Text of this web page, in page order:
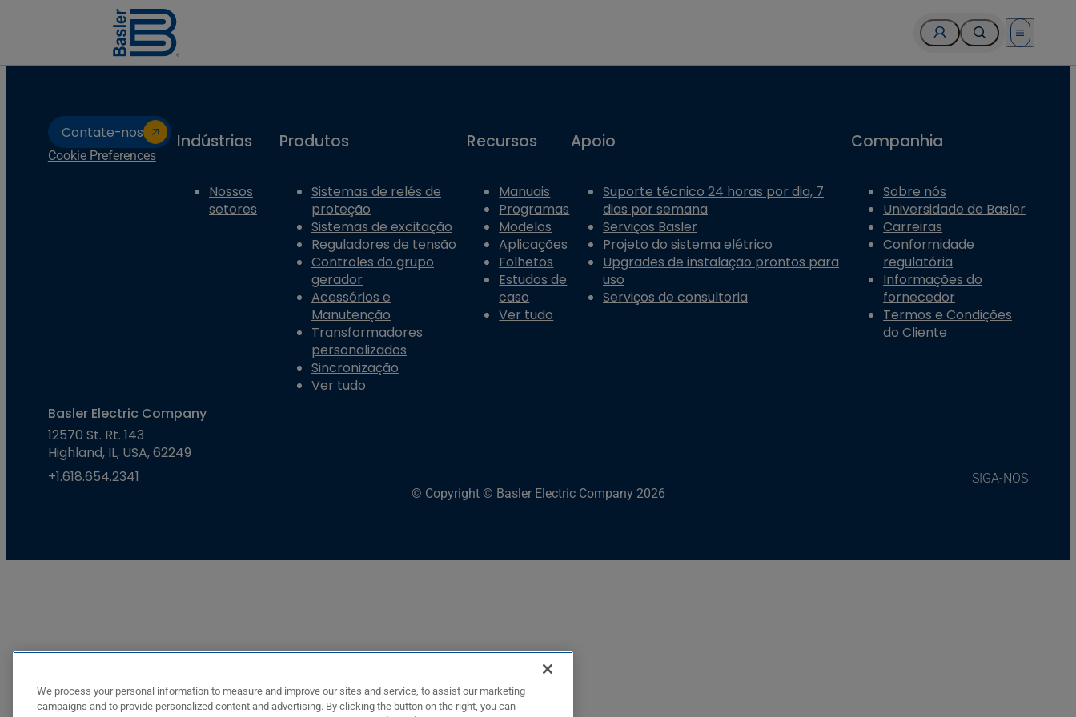
Open menu
Contate-nos
Cookie Preferences
Indústrias
Nossos
setores
Produtos
Sistemas de relés de
proteção
Sistemas de excitação
Reguladores de tensão
Controles do grupo
gerador
Acessórios e
Manutenção
Transformadores
personalizados
Sincronização
Ver tudo
Recursos
Manuais
Programas
Modelos
Aplicações
Folhetos
Estudos de
caso
Ver tudo
Apoio
Suporte técnico 24 horas por dia, 7
dias por semana
Serviços Basler
Projeto do sistema elétrico
Upgrades de instalação prontos para
uso
Serviços de consultoria
Companhia
Sobre nós
Universidade de Basler
Carreiras
Conformidade
regulatória
Informações do
fornecedor
Termos e Condições
do Cliente
Basler Electric Company
12570 St. Rt. 143
Highland, IL, USA, 62249
+1.618.654.2341
SIGA-NOS
© Copyright © Basler Electric Company 2026
We process your personal information to measure and improve our sites and service, to assist our marketing
campaigns and to provide personalized content and advertising. By clicking the button on the right, you can